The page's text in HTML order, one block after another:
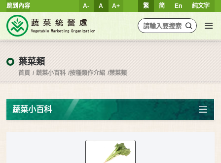
跳到內容 繁 简 En 純文字
A- A A+
葉菜類
首頁 蔬菜小百科 按種類作介紹 葉菜類
蔬菜小百科